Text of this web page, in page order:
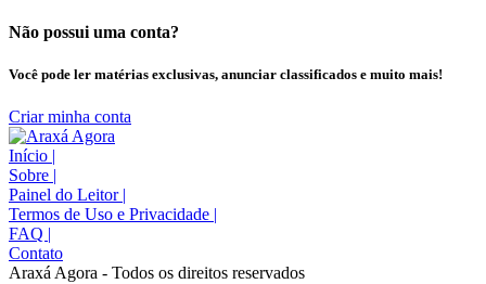
Não possui uma conta?
Você pode ler matérias exclusivas, anunciar classificados e muito mais!
Criar minha conta
Início |
Sobre |
Painel do Leitor |
Termos de Uso e Privacidade |
FAQ |
Contato
Araxá Agora - Todos os direitos reservados